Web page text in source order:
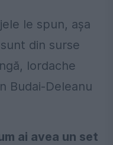
le spun, așa
din surse
Iordache
Budai-Deleanu
ai avea un set